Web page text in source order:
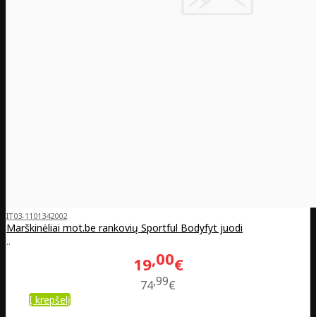
IT03-1101342002
Marškinėliai mot.be rankovių Sportful Bodyfyt juodi
..
19 00€
7499€
Į krepšelį